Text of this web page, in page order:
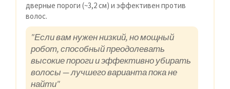
дверные пороги (~3,2 см) и эффективен против
волос.
"Если вам нужен низкий, но мощный
робот, способный преодолевать
высокие пороги и эффективно убирать
волосы — лучшего варианта пока не
найти"